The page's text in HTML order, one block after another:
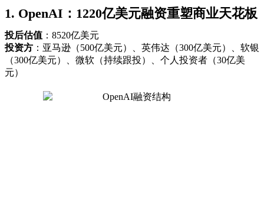
1. OpenAI：1220亿美元融资重塑商业天花板
投后估值 ：8520亿美元
投资方 ：亚马逊（500亿美元）、英伟达（300亿美元）、软银
（300亿美元）、微软（持续跟投）、个人投资者（30亿美
元）